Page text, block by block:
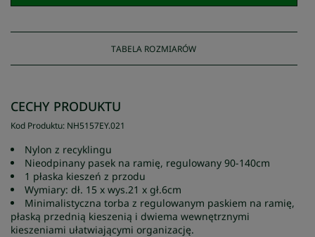
TABELA ROZMIARÓW
CECHY PRODUKTU
Kod Produktu: NH5157EY.021
Nylon z recyklingu
Nieodpinany pasek na ramię, regulowany 90-140cm
1 płaska kieszeń z przodu
Wymiary: dł. 15 x wys.21 x gł.6cm
Minimalistyczna torba z regulowanym paskiem na ramię,
płaską przednią kieszenią i dwiema wewnętrznymi
kieszeniami ułatwiającymi organizację.